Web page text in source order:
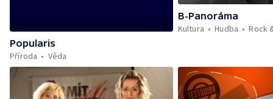
Popularis
Příroda
Věda
B-Panoráma
Kultura
Hudba Rock